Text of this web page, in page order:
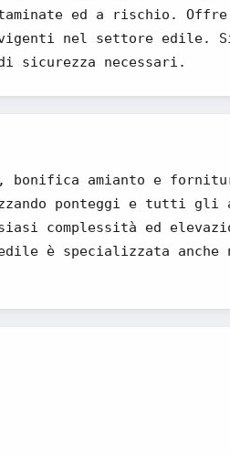
ed a rischio.
nel settore edile. Si
sicurezza necessari.
bonifica amianto e
ponteggi e tutti gli
complessità ed
è specializzata anche